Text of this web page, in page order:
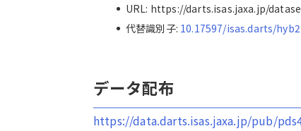
URL: https://darts.isas.jaxa.jp/
代替識別子: 10.17597/isas.darts/
データ配布
https://data.darts.isas.jaxa.jp/pub/